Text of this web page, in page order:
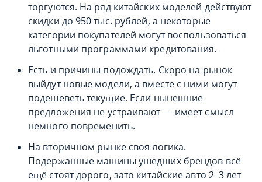
торгуются. На ряд китайских моделей действуют
скидки до 950 тыс. рублей, а некоторые
категории покупателей могут воспользоваться
льготными программами кредитования.
Есть и причины подождать. Скоро на рынок
выйдут новые модели, а вместе с ними могут
подешеветь текущие. Если нынешние
предложения не устраивают — имеет смысл
немного повременить.
На вторичном рынке своя логика.
Подержанные машины ушедших брендов всё
ещё стоят дорого, зато китайские авто 2–3 лет